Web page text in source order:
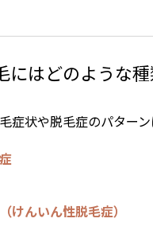
にはどのような
症状や脱毛症のパターン
けんいん性脱毛症）